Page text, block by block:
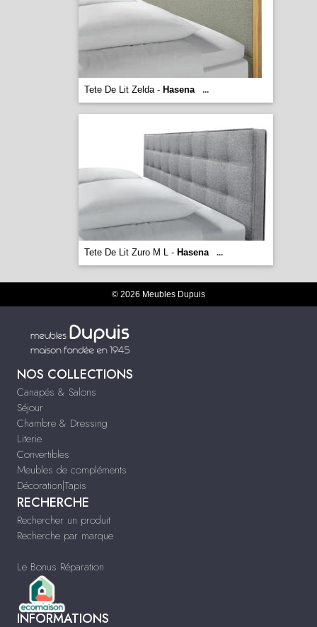
Tete De Lit Zelda - Hasena ...
Tete De Lit Zuro M L - Hasena ...
© 2026 Meubles Dupuis
NOS COLLECTIONS
Canapés & Salons
Séjour
Chambre & Dressing
Literie
Convertibles
Meubles de compléments
Décoration|Tapis
RECHERCHE
Rechercher un produit
Recherche par marque
Le Bonus Réparation
INFORMATIONS